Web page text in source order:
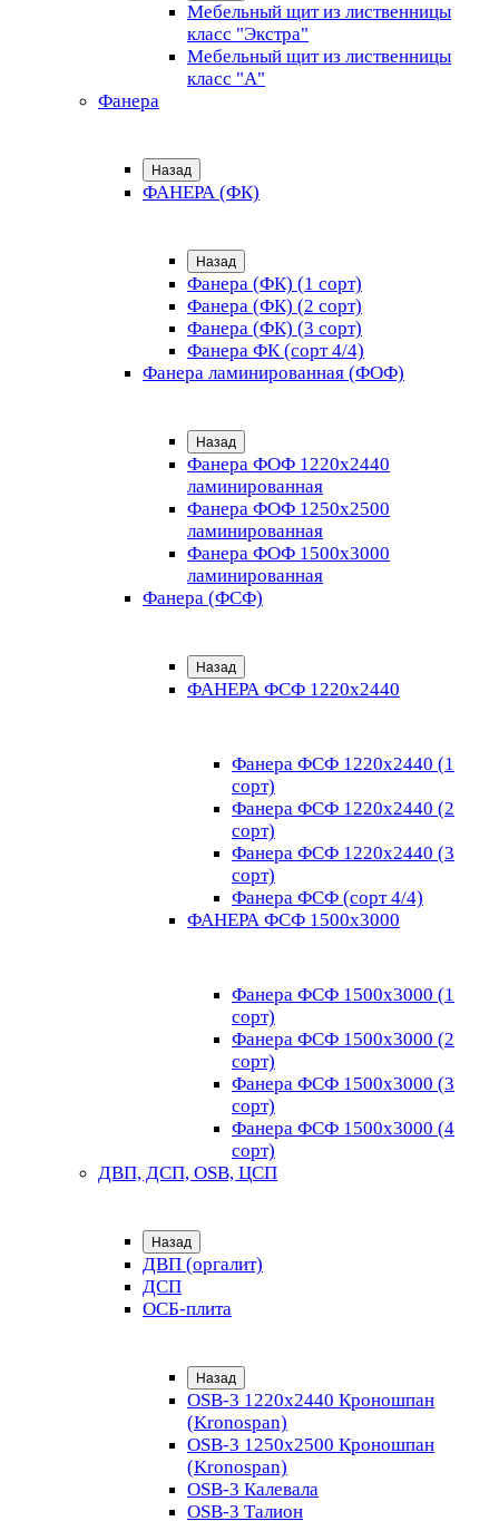
Мебельный щит из лиственницы
класс "Экстра"
Мебельный щит из лиственницы
класс "А"
Фанера
Назад
ФАНЕРА (ФК)
Назад
Фанера (ФК) (1 сорт)
Фанера (ФК) (2 сорт)
Фанера (ФК) (3 сорт)
Фанера ФК (сорт 4/4)
Фанера ламинированная (ФОФ)
Назад
Фанера ФОФ 1220x2440
ламинированная
Фанера ФОФ 1250x2500
ламинированная
Фанера ФОФ 1500x3000
ламинированная
Фанера (ФСФ)
Назад
ФАНЕРА ФСФ 1220х2440
Фанера ФСФ 1220х2440 (1
сорт)
Фанера ФСФ 1220х2440 (2
сорт)
Фанера ФСФ 1220х2440 (3
сорт)
Фанера ФСФ (сорт 4/4)
ФАНЕРА ФСФ 1500х3000
Фанера ФСФ 1500х3000 (1
сорт)
Фанера ФСФ 1500х3000 (2
сорт)
Фанера ФСФ 1500х3000 (3
сорт)
Фанера ФСФ 1500х3000 (4
сорт)
ДВП, ДСП, OSB, ЦСП
Назад
ДВП (оргалит)
ДСП
ОСБ-плита
Назад
OSB-3 1220х2440 Кроношпан
(Kronospan)
OSB-3 1250х2500 Кроношпан
(Kronospan)
OSB-3 Калевала
OSB-3 Талион